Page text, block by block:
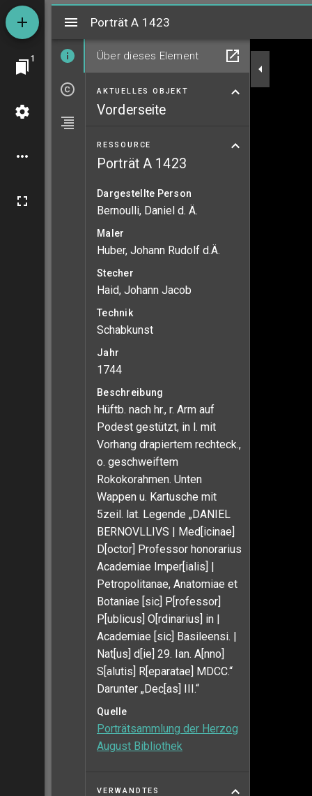
1
MiradorPorträt A 1423
Über dieses Element
AKTUELLES OBJEKT
Vorderseite
RESSOURCE
Porträt A 1423
Dargestellte Person
Bernoulli, Daniel d. Ä.
Maler
Huber, Johann Rudolf d.Ä.
Stecher
Haid, Johann Jacob
Technik
Schabkunst
Jahr
1744
Beschreibung
Hüftb. nach hr., r. Arm auf
Podest gestützt, in l. mit
Vorhang drapiertem rechteck.,
o. geschweiftem
Rokokorahmen. Unten
Wappen u. Kartusche mit
5zeil. lat. Legende „DANIEL
BERNOVLLIVS | Med[icinae]
D[octor] Professor honorarius
Academiae Imper[ialis] |
Petropolitanae, Anatomiae et
Botaniae [sic] P[rofessor]
P[ublicus] O[rdinarius] in |
Academiae [sic] Basileensi. |
Nat[us] d[ie] 29. Ian. A[nno]
S[alutis] R[eparatae] MDCC.“
Darunter „Dec[as] III.“
Quelle
Porträtsammlung der Herzog
August Bibliothek
VERWANDTES
Porträt A 1423